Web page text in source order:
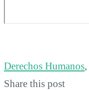
Derechos Humanos,
Share this post